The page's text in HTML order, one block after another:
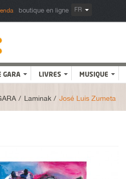
boutique en ligne FR
GARA LIVRES MUSIQUE
> Laminak > José Luis Zumeta